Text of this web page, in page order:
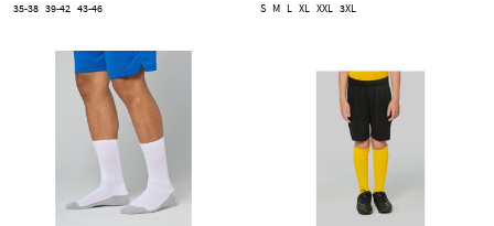
35-38 39-42 43-46 S M L XL XXL 3XL